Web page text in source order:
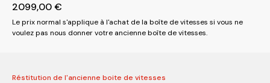
2099,00€
Le prix normal s'applique à l'achat de la boîte de vitesses si vous ne
voulez pas nous donner votre ancienne boîte de vitesses.
Réstitution de l'ancienne boite de vitesses